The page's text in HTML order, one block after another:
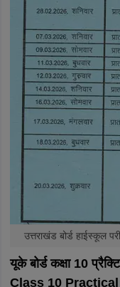
उत्तराखंड बोर्ड हाईस्कूल
यूके बोर्ड कक्षा 10
Class 10